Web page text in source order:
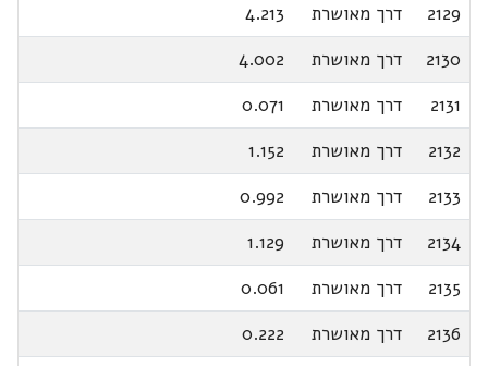
2129
דרך מאושרת
4.213
2130
דרך מאושרת
4.002
2131
דרך מאושרת
0.071
2132
דרך מאושרת
1.152
2133
דרך מאושרת
0.992
2134
דרך מאושרת
1.129
2135
דרך מאושרת
0.061
2136
דרך מאושרת
0.222